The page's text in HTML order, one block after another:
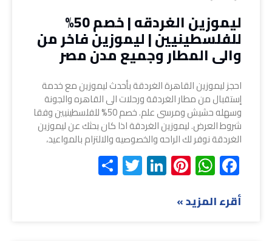
ليموزين الغردقه | خصم 50%
للفلسطينيين | ليموزين فاخر من
والى المطار وجميع مدن مصر
احجز ليموزين القاهرة الغردقة بأحدث ليموزين مع خدمة
إستقبال من مطار الغردقة ورحلات الى القاهره والجونة
وسهله حشيش ومرسى علم. خصم 50% للفلسطينيين وفقا
شروط العرض. ليموزين الغردقة اذا كان بحثك عن ليموزين
الغردقة نوفر لك الراحه والخصوصيه والالتزام بالمواعيد،
Facebook
WhatsApp
Pinterest
LinkedIn
Twitter
أقرء المزيد »